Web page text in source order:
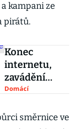
kampani ze
pirátů.
Konec
internetu,
zavádění
cenzury. Unie
bojuje s
Domácí
směrnice ve